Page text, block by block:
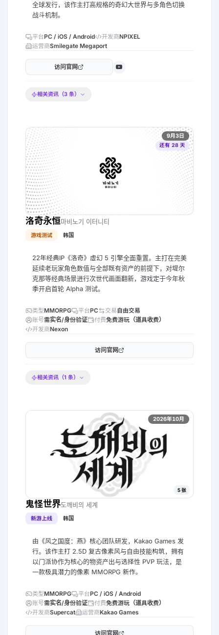
全球发行，该作主打高规格的奇幻大世界与多角色切换
战斗机制。
平台PC / iOS / Android 开发商NPIXEL
运营商Smilegate Megaport
访问官网
相关资讯（3 条）
9月3日
还有 28 天
洛奇永恒마비노기 이터니티
游戏测试 韩国
22年经典IP《洛奇》虚幻 5 引擎全面重置。主打在完美
延续老玩家角色数值与全部既有资产的前提下，对堤尔
克那等经典场景进行次世代画面翻新，游戏定于今年秋
季开启首轮 Alpha 测试。
类型MMORPG 平台PC 交易自由交易
账号需实名/身份验证 付费免费游玩（道具收费）
开发商Nexon
访问官网
相关资讯（1 条）
2026年10月
5张
鬼怪世界도깨비의 세계
新游上线 韩国
由《风之国度：燕》核心团队研发，Kakao Games 发
行。该作主打 2.5D 复古像素风与自由技能构筑，拥有
以门派协作为核心的物资产出与选择性 PVP 玩法，是
一款极具潜力的像素 MMORPG 新作。
类型MMORPG 平台PC / iOS / Android
账号需实名/身份验证 付费免费游玩（道具收费）
开发商Supercat 运营商Kakao Games
访问官网